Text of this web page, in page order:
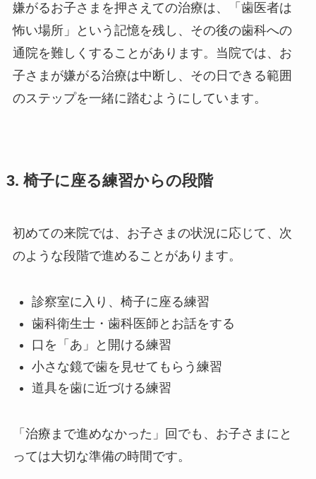
嫌がるお子さまを押さえての治療は、「歯医者は
怖い場所」という記憶を残し、その後の歯科への
通院を難しくすることがあります。当院では、お
子さまが嫌がる治療は中断し、その日できる範囲
のステップを一緒に踏むようにしています。
3. 椅子に座る練習からの段階
初めての来院では、お子さまの状況に応じて、次
のような段階で進めることがあります。
診察室に入り、椅子に座る練習
歯科衛生士・歯科医師とお話をする
口を「あ」と開ける練習
小さな鏡で歯を見せてもらう練習
道具を歯に近づける練習
「治療まで進めなかった」回でも、お子さまにと
っては大切な準備の時間です。